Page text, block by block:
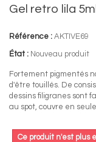
Gel retro lila 5ml
Référence : AKTIVE69
État : Nouveau produit
Fortement pigmentés
d'être touillés. De
dessins filigranes sont
au spot, couvre en
Ce produit n'est plus